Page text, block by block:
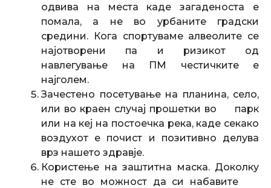
одвива на места каде загаденоста е
помала, а не во урбаните градски
средини. Кога спортуваме алвеолите се
најотворени па и ризикот од
навлегување на ПМ честичките е
најголем.
Зачестено посетување на планина, село,
или во краен случај прошетки во парк
или на кеј на постоечка река, каде секако
воздухот е почист и позитивно делува
врз нашето здравје.
Користење на заштитна маска. Доколку
не сте во можност да си набавите